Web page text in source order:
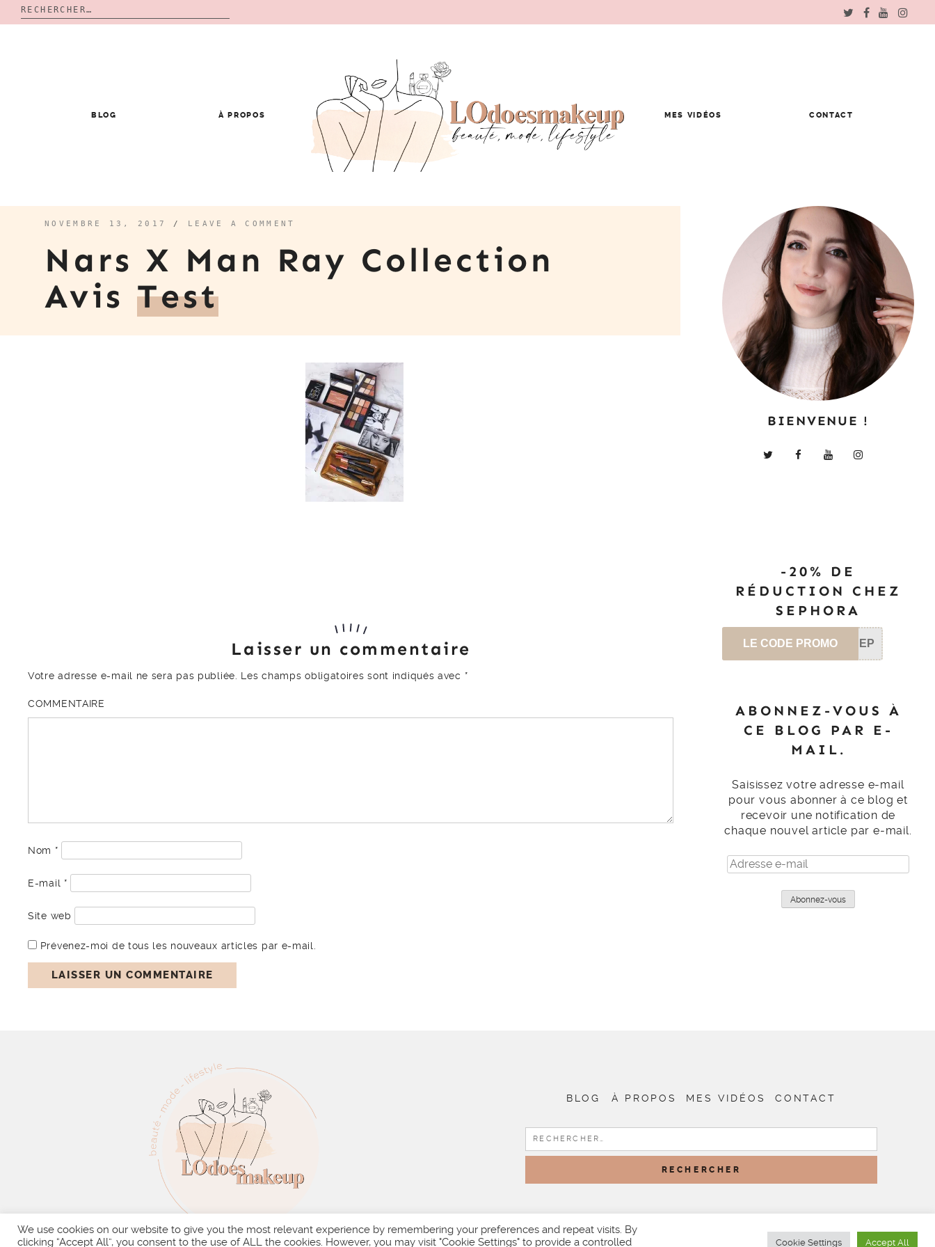
Rechercher :
BLOG À PROPOS MES VIDÉOS CONTACT
NOVEMBRE 13, 2017 / LEAVE A COMMENT
Nars X Man Ray Collection
Avis Test
Laisser un commentaire
Votre adresse e-mail ne sera pas publiée. Les champs obligatoires sont indiqués avec *
COMMENTAIRE
Nom *
E-mail *
Site web
Prévenez-moi de tous les nouveaux articles par e-mail.
BIENVENUE !
-20% DE
RÉDUCTION CHEZ
SEPHORA
LE CODE PROMO SEP
ABONNEZ-VOUS À
CE BLOG PAR E-
MAIL.
Saisissez votre adresse e-mail
pour vous abonner à ce blog et
recevoir une notification de
chaque nouvel article par e-mail.
Adresse
e-
Abonnez-vous
BLOG À PROPOS MES VIDÉOS CONTACT
RECHERCHER :
We use cookies on our website to give you the most relevant experience by remembering your preferences and repeat visits. By
clicking “Accept All”, you consent to the use of ALL the cookies. However, you may visit "Cookie Settings" to provide a controlled
Cookie Settings Accept All